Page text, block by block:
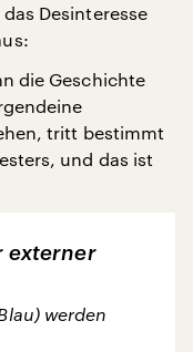
Desinteresse
die Geschichte
tritt bestimmt
und das ist
externer
werden